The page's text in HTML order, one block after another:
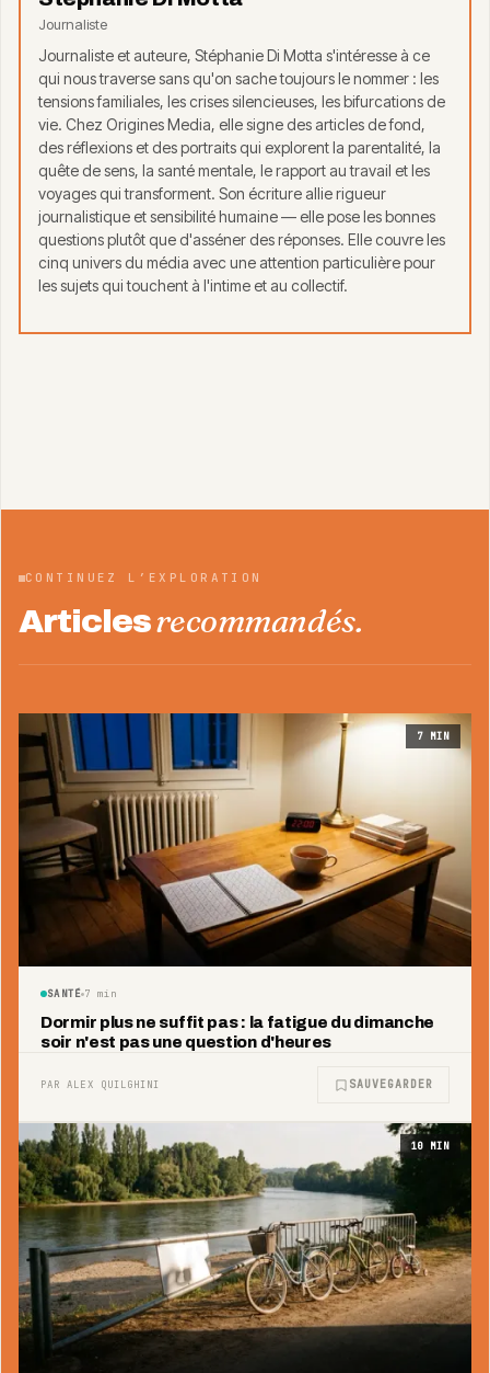
Journaliste
Journaliste et auteure, Stéphanie Di Motta s'intéresse à ce
qui nous traverse sans qu'on sache toujours le nommer : les
tensions familiales, les crises silencieuses, les bifurcations de
vie. Chez Origines Media, elle signe des articles de fond,
des réflexions et des portraits qui explorent la parentalité, la
quête de sens, la santé mentale, le rapport au travail et les
voyages qui transforment. Son écriture allie rigueur
journalistique et sensibilité humaine — elle pose les bonnes
questions plutôt que d'asséner des réponses. Elle couvre les
cinq univers du média avec une attention particulière pour
les sujets qui touchent à l'intime et au collectif.
CONTINUEZ L’EXPLORATION
Articlesrecommandés.
7 MIN
SANTÉ 7 min
Dormir plus ne suffit pas : la fatigue du dimanche
soir n'est pas une question d'heures
PAR ALEX QUILGHINI SAUVEGARDER
10 MIN